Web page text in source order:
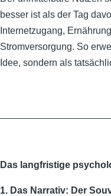
besser ist als der Tag
Internetzugang,
Stromversorgung. So
Idee, sondern als
Das langfristige
1. Das Narrativ: Der